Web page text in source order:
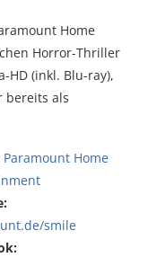
Home
Horror-Thriller
HD (inkl. Blu-ray),
bereits als
Paramount Home
smile